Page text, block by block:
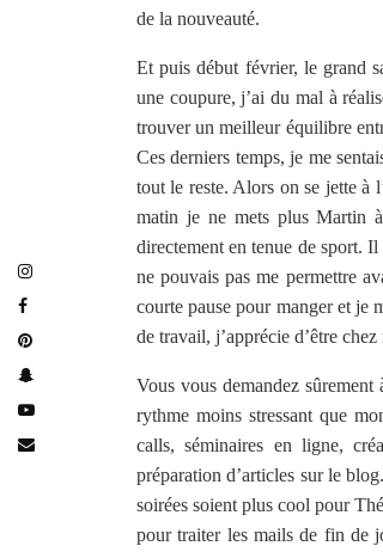
de la nouveauté.
Et puis début février, le grand
une coupure, j’ai du mal à
trouver un meilleur équilibre
Ces derniers temps, je me
tout le reste. Alors on se jette à
matin je ne mets plus Martin
directement en tenue de sport.
ne pouvais pas me permettre
courte pause pour manger et je
de travail, j’apprécie d’être
Vous vous demandez
rythme moins stressant que
calls, séminaires en ligne,
préparation d’articles sur le
soirées soient plus cool pour
pour traiter les mails de fin de